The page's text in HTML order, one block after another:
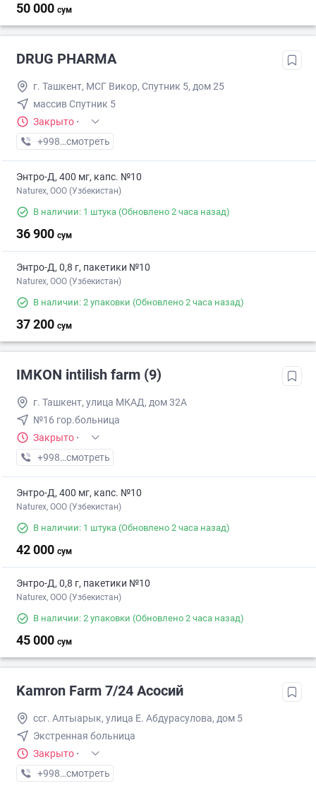
50 000 сум
DRUG PHARMA
г. Ташкент, МСГ Викор, Спутник 5, дом 25
массив Спутник 5
Закрыто ·
+998 (77) XXX-XX-XX
смотреть
Энтро-Д, 400 мг, капс. №10
Naturex, OOO (Узбекистан)
В наличии: 1 штука (Обновлено 2 часа назад)
36 900 сум
Энтро-Д, 0,8 г, пакетики №10
Naturex, OOO (Узбекистан)
В наличии: 2 упаковки (Обновлено 2 часа назад)
37 200 сум
IMKON intilish farm (9)
г. Ташкент, улица МКАД, дом 32А
№16 гор.больница
Закрыто ·
+998 (93) XXX-XX-XX
смотреть
Энтро-Д, 400 мг, капс. №10
Naturex, OOO (Узбекистан)
В наличии: 1 штука (Обновлено 2 часа назад)
42 000 сум
Энтро-Д, 0,8 г, пакетики №10
Naturex, OOO (Узбекистан)
В наличии: 2 упаковки (Обновлено 2 часа назад)
45 000 сум
Kamron Farm 7/24 Асосий
ссг. Алтыарык, улица Е. Абдурасулова, дом 5
Экстренная больница
Закрыто ·
+998 (91) XXX-XX-XX
смотреть